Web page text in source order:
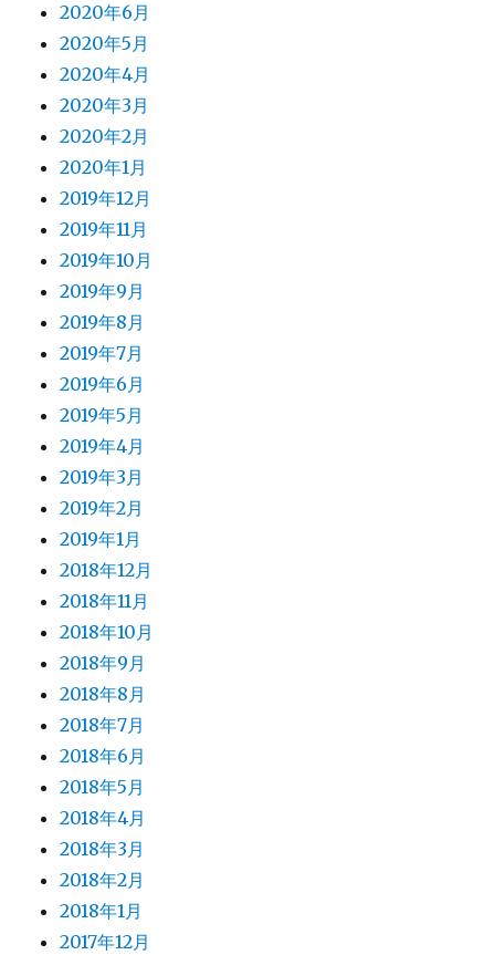
2020年6月
2020年5月
2020年4月
2020年3月
2020年2月
2020年1月
2019年12月
2019年11月
2019年10月
2019年9月
2019年8月
2019年7月
2019年6月
2019年5月
2019年4月
2019年3月
2019年2月
2019年1月
2018年12月
2018年11月
2018年10月
2018年9月
2018年8月
2018年7月
2018年6月
2018年5月
2018年4月
2018年3月
2018年2月
2018年1月
2017年12月